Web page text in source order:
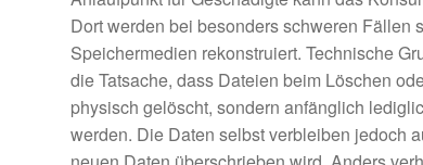
Dort werden bei besonders schweren Fällen
Speichermedien rekonstruiert. Technische
die Tatsache, dass Dateien beim Löschen
physisch gelöscht, sondern anfänglich
werden. Die Daten selbst verbleiben jedoch